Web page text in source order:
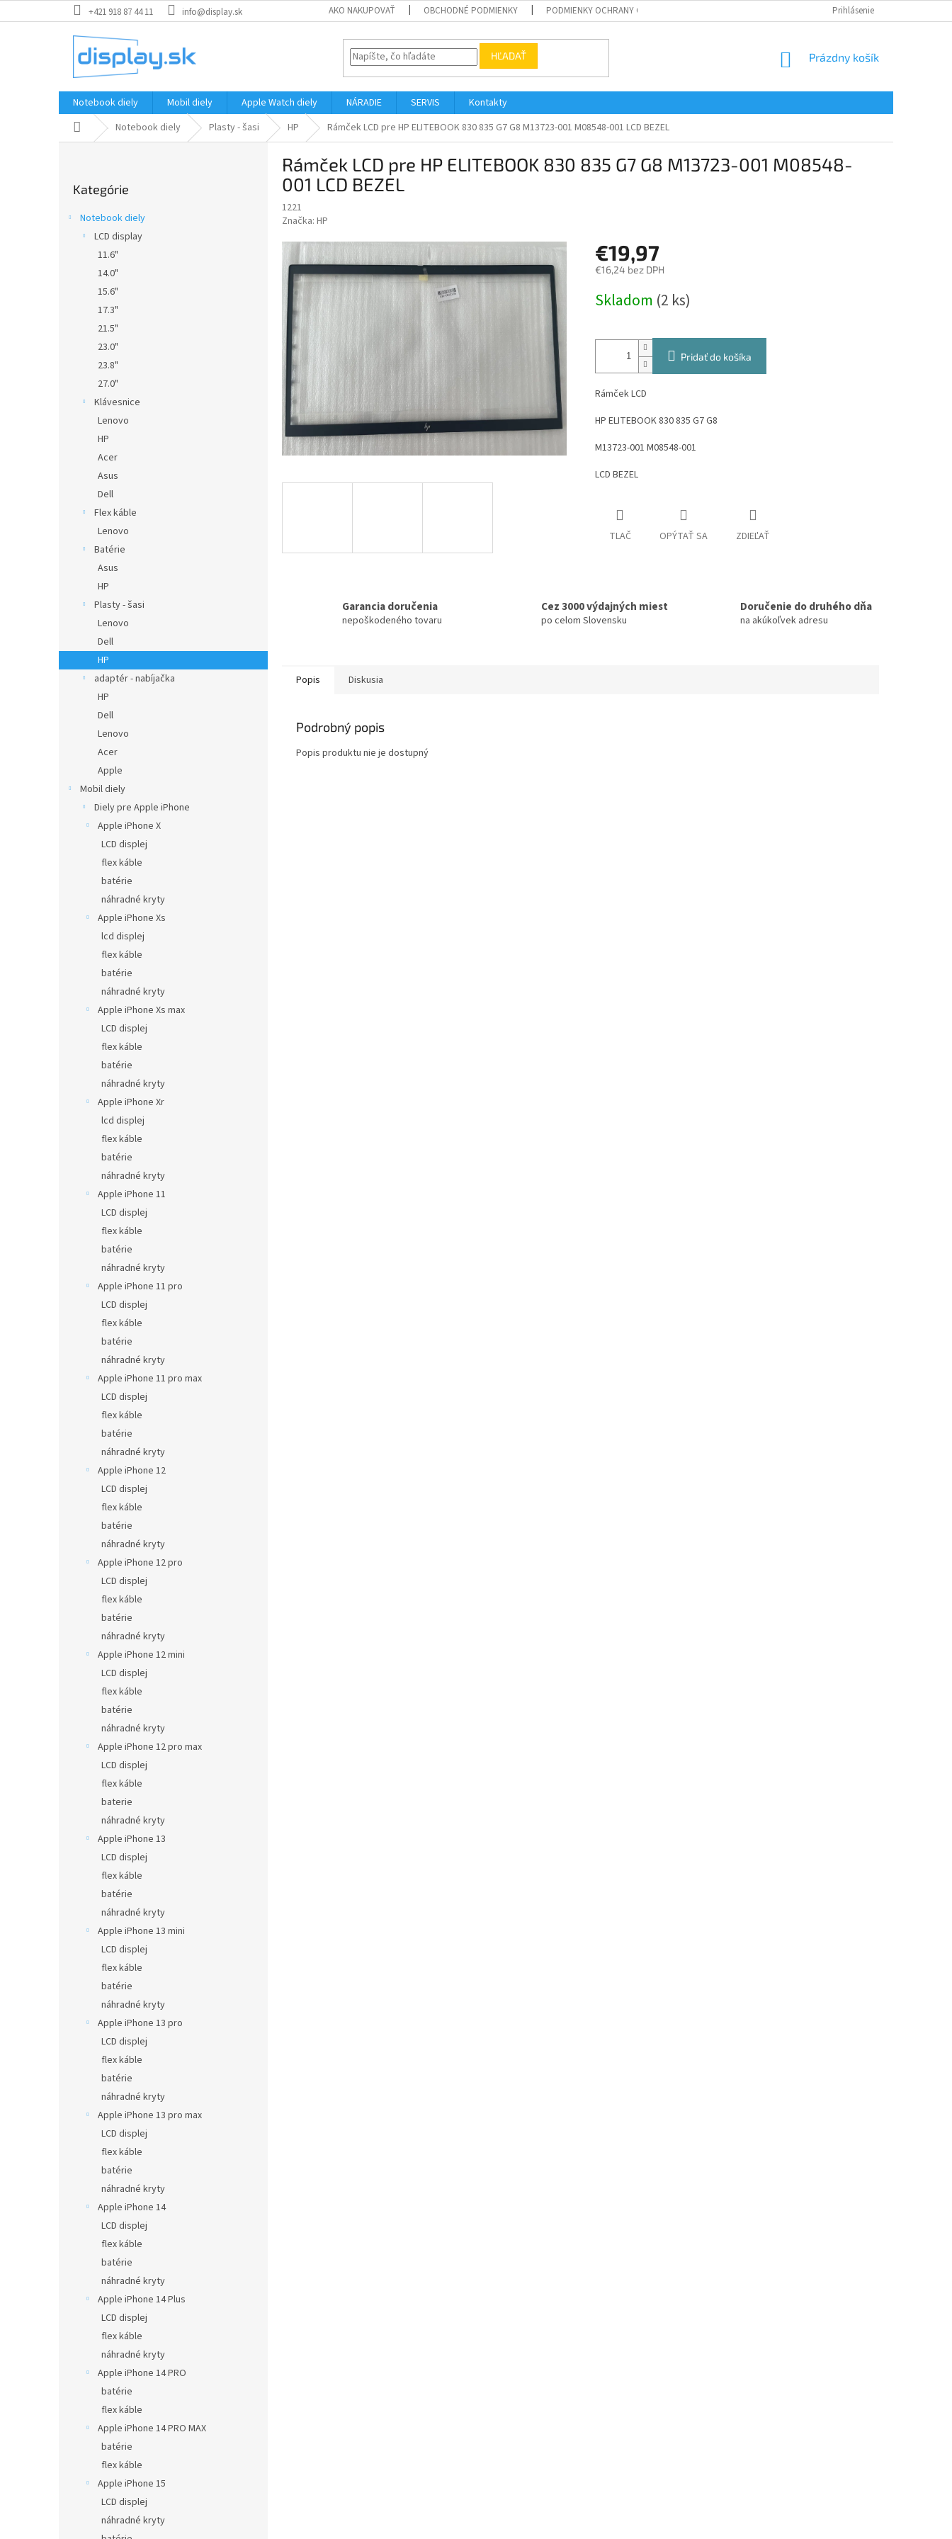
na
+421 918 87 44 11 info@display.sk AKO NAKUPOVAŤ OBCHODNÉ PODMIENKY PODMIENKY OCHRANY OSOBNÝCH ÚDAJOV Prihlásenie
HĽADAŤ
NÁKUPNÝ
Prázdny košík
Notebook diely Mobil diely Apple Watch diely NÁRADIE SERVIS
Kontakty
DomovNotebook diely Plasty - šasi HP Rámček LCD pre HP ELITEBOOK 830 835 G7 G8 M13723-001 M08548-001 LCD BEZEL
kategórie
Kategórie
Notebook diely
LCD display
11.6"
14.0"
15.6"
17.3"
21.5"
23.0"
23.8"
27.0"
Klávesnice
Lenovo
HP
Acer
Asus
Dell
Flex káble
Lenovo
Batérie
Asus
HP
Plasty - šasi
Lenovo
Dell
HP
adaptér - nabíjačka
HP
Dell
Lenovo
Acer
Apple
Mobil diely
Diely pre Apple iPhone
Apple iPhone X
LCD displej
flex káble
batérie
náhradné kryty
Apple iPhone Xs
lcd displej
flex káble
batérie
náhradné kryty
Apple iPhone Xs max
LCD displej
flex káble
batérie
náhradné kryty
Apple iPhone Xr
lcd displej
flex káble
batérie
náhradné kryty
Apple iPhone 11
LCD displej
flex káble
batérie
náhradné kryty
Apple iPhone 11 pro
LCD displej
flex káble
batérie
náhradné kryty
Apple iPhone 11 pro max
LCD displej
flex káble
batérie
náhradné kryty
Apple iPhone 12
LCD displej
flex káble
batérie
náhradné kryty
Apple iPhone 12 pro
LCD displej
flex káble
batérie
náhradné kryty
Apple iPhone 12 mini
LCD displej
flex káble
batérie
náhradné kryty
Apple iPhone 12 pro max
LCD displej
flex káble
baterie
náhradné kryty
Apple iPhone 13
LCD displej
flex káble
batérie
náhradné kryty
Apple iPhone 13 mini
LCD displej
flex káble
batérie
náhradné kryty
Apple iPhone 13 pro
LCD displej
flex káble
batérie
náhradné kryty
Apple iPhone 13 pro max
LCD displej
flex káble
batérie
náhradné kryty
Apple iPhone 14
LCD displej
flex káble
batérie
náhradné kryty
Apple iPhone 14 Plus
LCD displej
flex káble
náhradné kryty
Apple iPhone 14 PRO
batérie
flex káble
Apple iPhone 14 PRO MAX
batérie
flex káble
Apple iPhone 15
LCD displej
náhradné kryty
Rámček LCD pre HP ELITEBOOK 830 835 G7 G8 M13723-001 M08548-
001 LCD BEZEL
1221
Značka: HP
€19,97
€16,24 bez DPH
cena:
Skladom (2 ks)
Pridať do košíka
Rámček LCD
HP ELITEBOOK 830 835 G7 G8
M13723-001 M08548-001
LCD BEZEL
TLAČ OPÝTAŤ SA ZDIEĽAŤ
Garancia doručenia
nepoškodeného tovaru
Cez 3000 výdajných miest
po celom Slovensku
Doručenie do druhého dňa
na akúkoľvek adresu
Popis Diskusia
Podrobný popis
Popis produktu nie je dostupný